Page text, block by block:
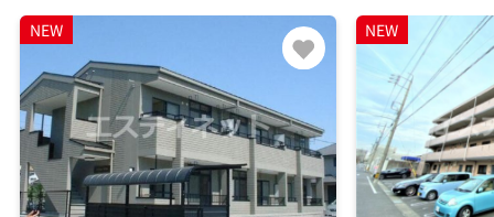
NEW NEW